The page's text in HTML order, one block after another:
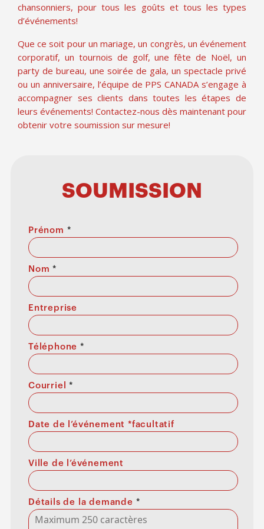
chansonniers, pour tous les goûts et tous les types
d’événements!
Que ce soit pour un mariage, un congrès, un événement
corporatif, un tournois de golf, une fête de Noël, un
party de bureau, une soirée de gala, un spectacle privé
ou un anniversaire, l’équipe de PPS CANADA s’engage à
accompagner ses clients dans toutes les étapes de
leurs événements! Contactez-nous dès maintenant pour
obtenir votre soumission sur mesure!
SOUMISSION
Prénom *
Nom*
Entreprise
Téléphone*
Courriel*
Date de l’événement *facultatif
Ville de l’événement
Détails de la demande *